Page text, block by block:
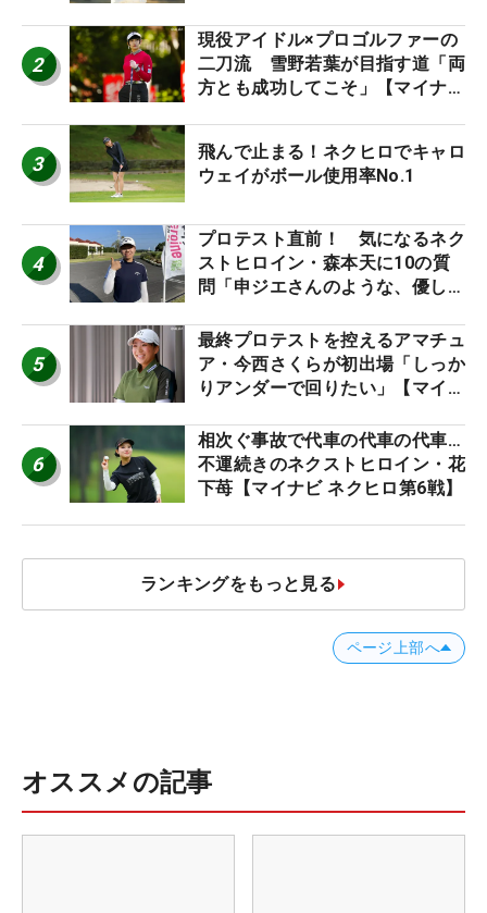
2
現役アイドル×プロゴルファーの
二刀流 雪野若葉が目指す道「両
方とも成功してこそ」【マイナビ
3
飛んで止まる！ネクヒロでキャロ
ウェイがボール使用率No.1
4
プロテスト直前！ 気になるネク
ストヒロイン・森本天に10の質
問「申ジエさんのような、優しく
になりたいです」
5
最終プロテストを控えるアマチュ
ア・今西さくらが初出場「しっか
りアンダーで回りたい」【マイナ
6
相次ぐ事故で代車の代車の代車…
不運続きのネクストヒロイン・花
下苺【マイナビ ネクヒロ第6戦】
ランキングをもっと見る
ページ上部へ
オススメの記事